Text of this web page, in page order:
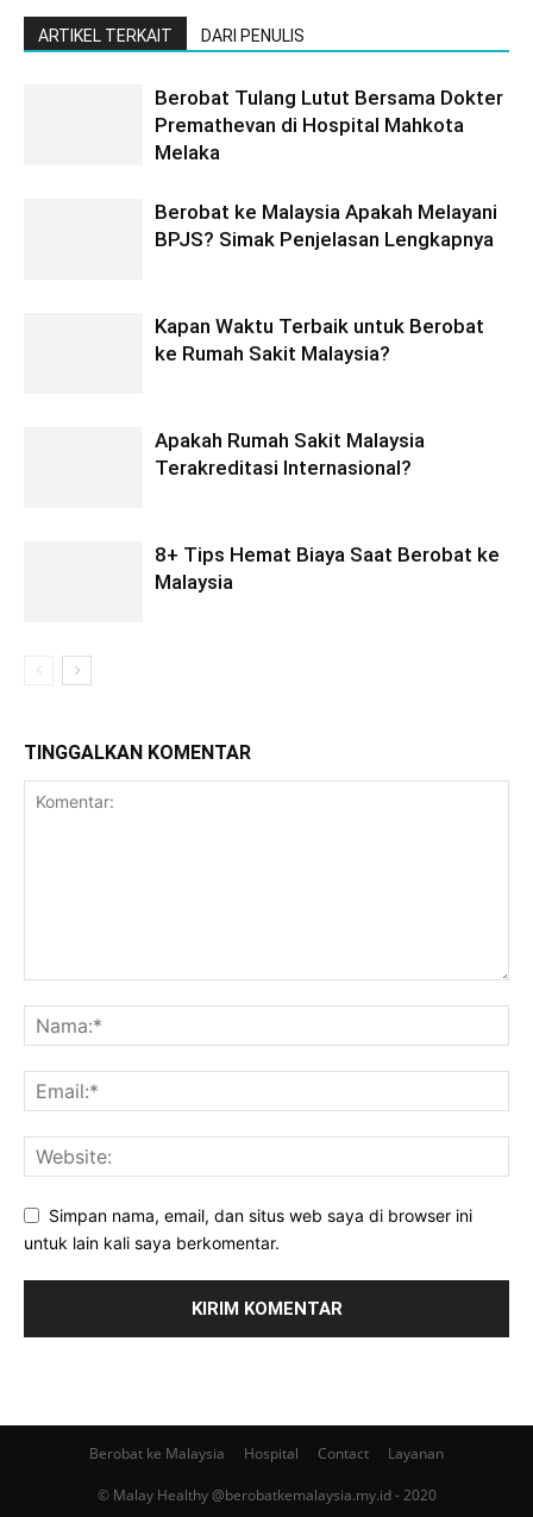
ARTIKEL TERKAIT DARI PENULIS
Berobat Tulang Lutut Bersama Dokter
Premathevan di Hospital Mahkota
Melaka
Berobat ke Malaysia Apakah Melayani
BPJS? Simak Penjelasan Lengkapnya
Kapan Waktu Terbaik untuk Berobat
ke Rumah Sakit Malaysia?
Apakah Rumah Sakit Malaysia
Terakreditasi Internasional?
8+ Tips Hemat Biaya Saat Berobat ke
Malaysia
TINGGALKAN KOMENTAR
Simpan nama, email, dan situs web saya di browser ini
untuk lain kali saya berkomentar.
Berobat ke Malaysia Hospital Contact Layanan
© Malay Healthy @berobatkemalaysia.my.id - 2020